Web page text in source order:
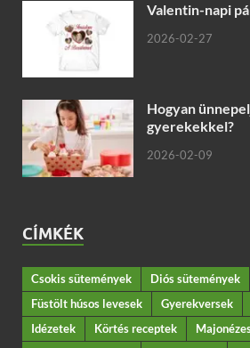
Valentin-napi
2026-02-27
Hogyan
gyerekekkel?
2026-02-09
CÍMKÉK
Csokis sütemények
Diós sütemények
Füstölt húsos levesek
Gyerekversek
Idézetek
Körtés receptek